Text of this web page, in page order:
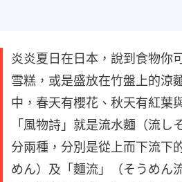
炎炎夏日在日本，說到食物你
雪糕，或是盛放在竹盤上的涼
中，春天有櫻花、秋天有紅葉
「風物詩」就是流水麵（流し
分兩種，分別是從上而下流下
めん）及「麵流」（そうめん